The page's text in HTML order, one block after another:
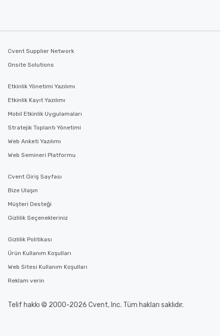
Cvent Supplier Network
Onsite Solutions
Etkinlik Yönetimi Yazılımı
Etkinlik Kayıt Yazılımı
Mobil Etkinlik Uygulamaları
Stratejik Toplantı Yönetimi
Web Anketi Yazılımı
Web Semineri Platformu
Cvent Giriş Sayfası
Bize Ulaşın
Müşteri Desteği
Gizlilik Seçenekleriniz
Gizlilik Politikası
Ürün Kullanım Koşulları
Web Sitesi Kullanım Koşulları
Reklam verin
Telif hakkı © 2000-2026 Cvent, Inc. Tüm hakları saklıdır.